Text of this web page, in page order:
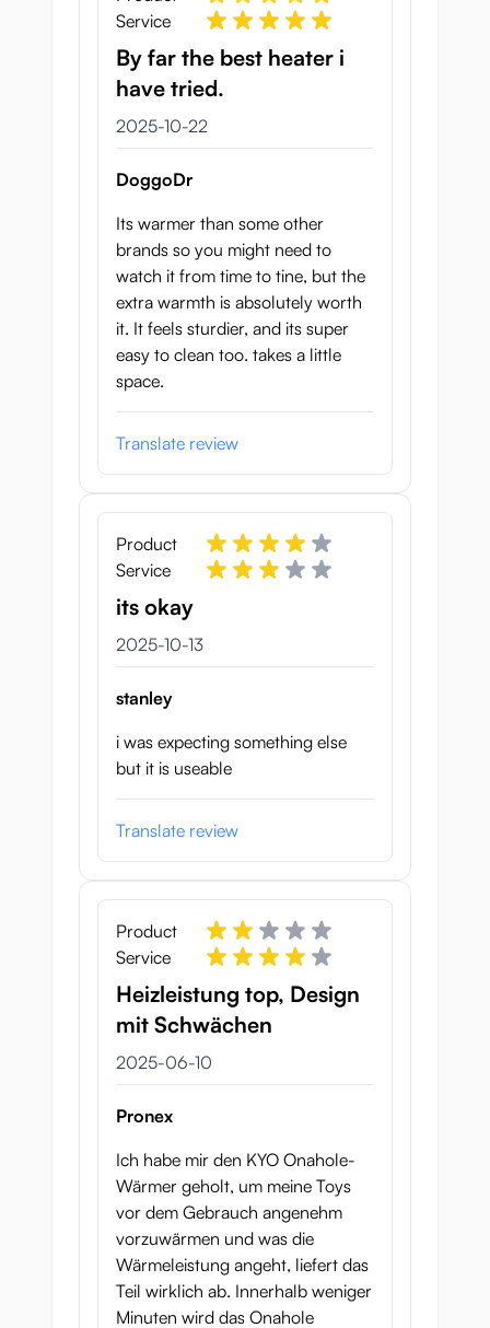
Service
By far the best heater i
have tried.
22 oktober 2025
2025-10-22
DoggoDr
Its warmer than some other
brands so you might need to
watch it from time to tine, but the
extra warmth is absolutely worth
it. It feels sturdier, and its super
easy to clean too. takes a little
space.
Translate review
Product
Service
its okay
13 oktober 2025
2025-10-13
stanley
i was expecting something else
but it is useable
Translate review
Product
Service
Heizleistung top, Design
mit Schwächen
10 juni 2025
2025-06-10
Pronex
Ich habe mir den KYO Onahole-
Wärmer geholt, um meine Toys
vor dem Gebrauch angenehm
vorzuwärmen und was die
Wärmeleistung angeht, liefert das
Teil wirklich ab. Innerhalb weniger
Minuten wird das Onahole